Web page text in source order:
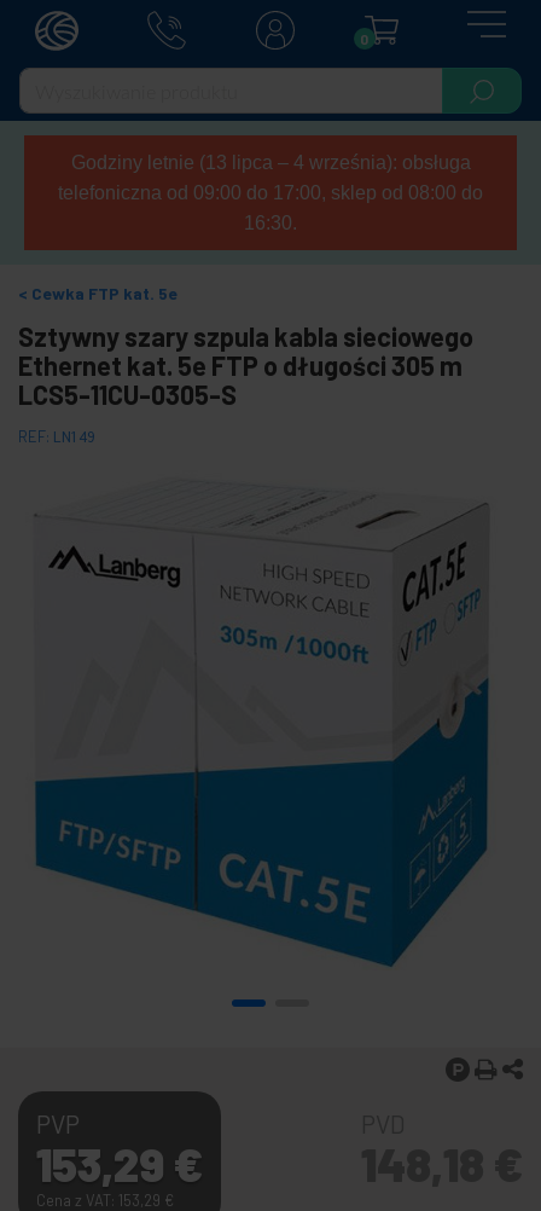
0
Godziny letnie (13 lipca – 4 września): obsługa
telefoniczna od 09:00 do 17:00, sklep od 08:00 do
16:30.
Cewka FTP kat. 5e
Sztywny szary szpula kabla sieciowego
Ethernet kat. 5e FTP o długości 305 m
LCS5-11CU-0305-S
REF: LN149
PVP
153,29 €
Cena z VAT: 153,29 €